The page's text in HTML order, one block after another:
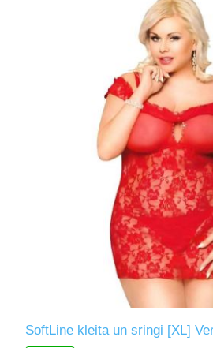
SoftLine kleita un sringi [XL]